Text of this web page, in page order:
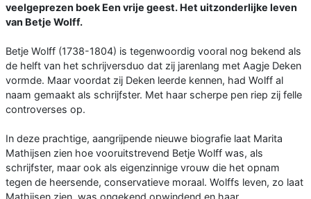
veelgeprezen boek Een vrije geest. Het uitzonderlijke leven
van Betje Wolff.
Betje Wolff (1738-1804) is tegenwoordig vooral nog bekend als
de helft van het schrijversduo dat zij jarenlang met Aagje Deken
vormde. Maar voordat zij Deken leerde kennen, had Wolff al
naam gemaakt als schrijfster. Met haar scherpe pen riep zij felle
controverses op.
In deze prachtige, aangrijpende nieuwe biografie laat Marita
Mathijsen zien hoe vooruitstrevend Betje Wolff was, als
schrijfster, maar ook als eigenzinnige vrouw die het opnam
tegen de heersende, conservatieve moraal. Wolffs leven, zo laat
Mathijsen zien, was ongekend opwindend en haar